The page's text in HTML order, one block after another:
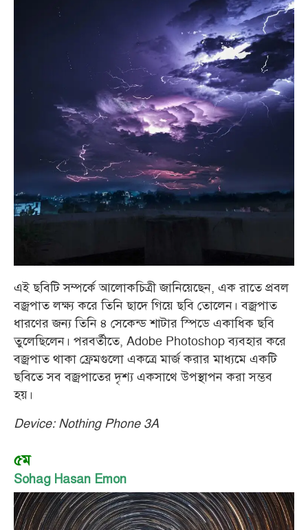
এই ছবিটি সম্পর্কে আলোকচিত্রী জানিয়েছেন, এক রাতে প্রবল
বজ্রপাত লক্ষ্য করে তিনি ছাদে গিয়ে ছবি তোলেন। বজ্রপাত
ধারণের জন্য তিনি ৪ সেকেন্ড শাটার স্পিডে একাধিক ছবি
তুলেছিলেন। পরবর্তীতে, Adobe Photoshop ব্যবহার করে
বজ্রপাত থাকা ফ্রেমগুলো একত্রে মার্জ করার মাধ্যমে একটি
ছবিতে সব বজ্রপাতের দৃশ্য একসাথে উপস্থাপন করা সম্ভব
হয়।
Device: Nothing Phone 3A
৫ম
Sohag Hasan Emon